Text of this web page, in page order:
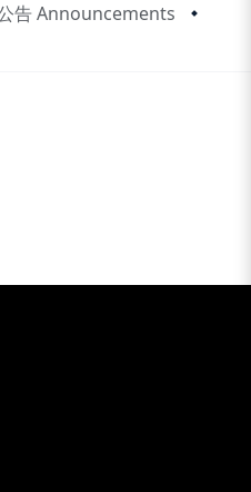
告 Announcements